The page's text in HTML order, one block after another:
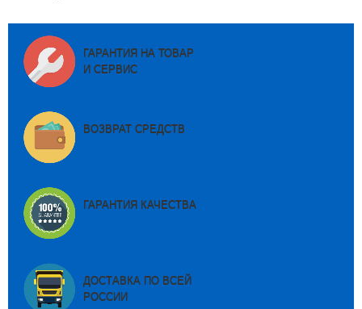
ГАРАНТИЯ НА ТОВАР
И СЕРВИС
ВОЗВРАТ СРЕДСТВ
ГАРАНТИЯ КАЧЕСТВА
ДОСТАВКА ПО ВСЕЙ
РОССИИ